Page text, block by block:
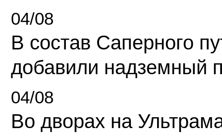
04/08
В состав Саперного
добавили надземный
04/08
Во дворах на